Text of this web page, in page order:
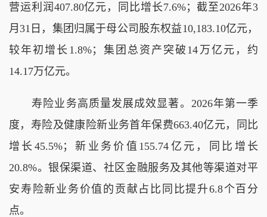
营运利润407.80亿元，同比增长7.6%；截至2026年3
月31日，集团归属于母公司股东权益10,183.10亿元，
较年初增长1.8%；集团总资产突破14万亿元，约
14.17万亿元。
寿险业务高质量发展成效显著。2026年第一季
度，寿险及健康险新业务首年保费663.40亿元，同比
增长45.5%；新业务价值155.74亿元，同比增长
20.8%。银保渠道、社区金融服务及其他等渠道对平
安寿险新业务价值的贡献占比同比提升6.8个百分
点。